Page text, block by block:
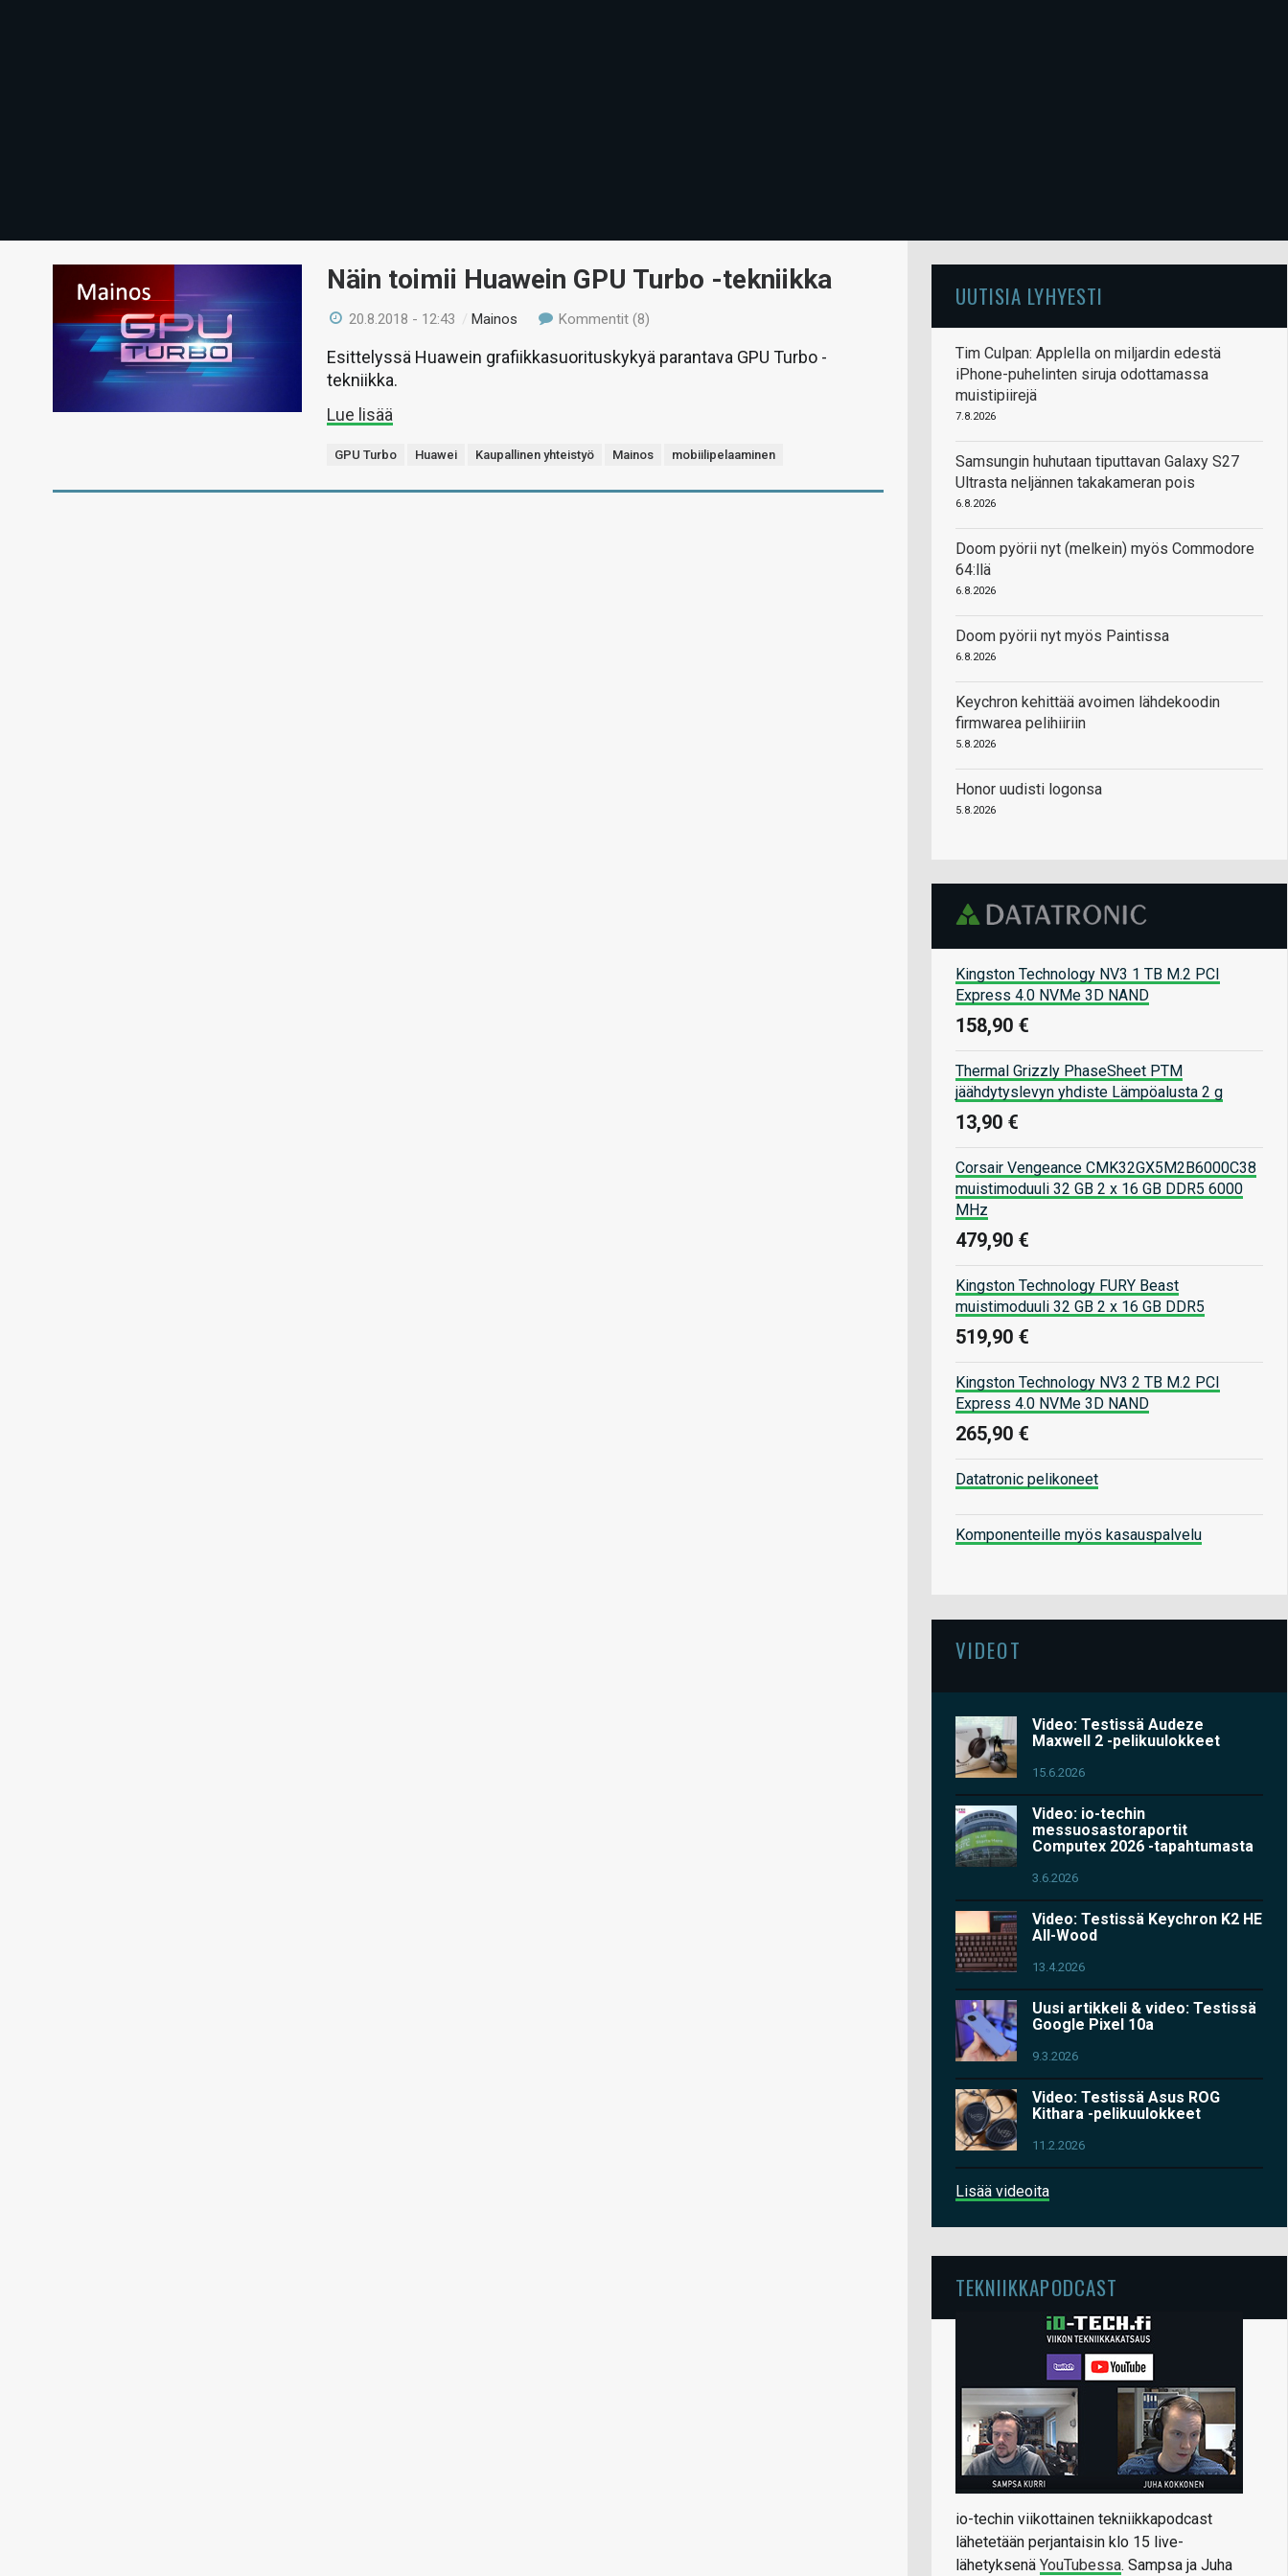
Näin toimii Huawein GPU Turbo -tekniikka
20.8.2018 - 12:43 /Mainos Kommentit (8)
Esittelyssä Huawein grafiikkasuorituskykyä parantava GPU Turbo -
tekniikka.
Lue lisää
GPU Turbo Huawei Kaupallinen yhteistyö Mainos mobiilipelaaminen
UUTISIA LYHYESTI
Tim Culpan: Applella on miljardin edestä
iPhone-puhelinten siruja odottamassa
muistipiirejä
7.8.2026
Samsungin huhutaan tiputtavan Galaxy S27
Ultrasta neljännen takakameran pois
6.8.2026
Doom pyörii nyt (melkein) myös Commodore
64:llä
6.8.2026
Doom pyörii nyt myös Paintissa
6.8.2026
Keychron kehittää avoimen lähdekoodin
firmwarea pelihiiriin
5.8.2026
Honor uudisti logonsa
5.8.2026
Kingston Technology NV3 1 TB M.2 PCI
Express 4.0 NVMe 3D NAND
158,90 €
Thermal Grizzly PhaseSheet PTM
jäähdytyslevyn yhdiste Lämpöalusta 2 g
13,90 €
Corsair Vengeance CMK32GX5M2B6000C38
muistimoduuli 32 GB 2 x 16 GB DDR5 6000
MHz
479,90 €
Kingston Technology FURY Beast
muistimoduuli 32 GB 2 x 16 GB DDR5
519,90 €
Kingston Technology NV3 2 TB M.2 PCI
Express 4.0 NVMe 3D NAND
265,90 €
Datatronic pelikoneet
Komponenteille myös kasauspalvelu
VIDEOT
Video: Testissä Audeze
Maxwell 2 -pelikuulokkeet
15.6.2026
Video: io-techin
messuosastoraportit
Computex 2026 -tapahtumasta
3.6.2026
Video: Testissä Keychron K2 HE
All-Wood
13.4.2026
Uusi artikkeli & video: Testissä
Google Pixel 10a
9.3.2026
Video: Testissä Asus ROG
Kithara -pelikuulokkeet
11.2.2026
Lisää videoita
TEKNIIKKAPODCAST
io-techin viikottainen tekniikkapodcast
lähetetään perjantaisin klo 15 live-
lähetyksenä YouTubessa. Sampsa ja Juha